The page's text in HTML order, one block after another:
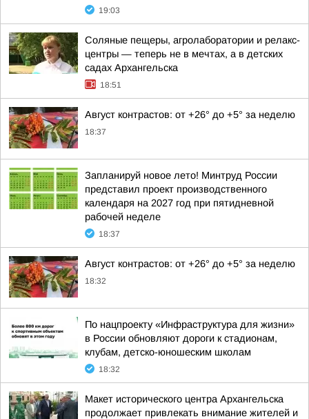
19:03
Соляные пещеры, агролаборатории и релакс-
центры — теперь не в мечтах, а в детских
садах Архангельска
18:51
Август контрастов: от +26° до +5° за неделю
18:37
Запланируй новое лето! Минтруд России
представил проект производственного
календаря на 2027 год при пятидневной
рабочей неделе
18:37
Август контрастов: от +26° до +5° за неделю
18:32
По нацпроекту «Инфраструктура для жизни»
в России обновляют дороги к стадионам,
клубам, детско-юношеским школам
18:32
Макет исторического центра Архангельска
продолжает привлекать внимание жителей и